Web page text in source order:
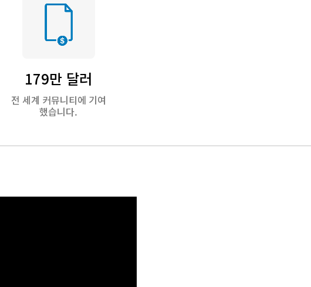
179만 달러
전 세계 커뮤니티에 기여
했습니다.